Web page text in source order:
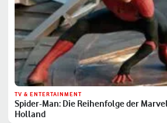
TV & ENTERTAINMENT
Spider-Man: Die Reihenfolge der
Holland